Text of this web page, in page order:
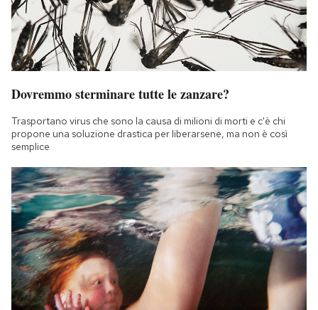
Dovremmo sterminare tutte le zanzare?
Trasportano virus che sono la causa di milioni di morti e c'è chi
propone una soluzione drastica per liberarsene, ma non è così
semplice